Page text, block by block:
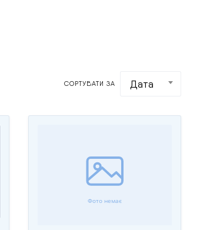
СОРТУВАТИ ЗА Дата